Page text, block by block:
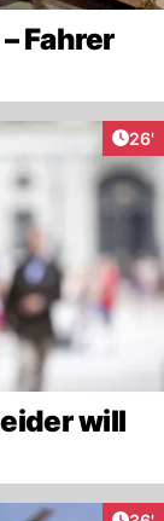
Fahrer
26'
will